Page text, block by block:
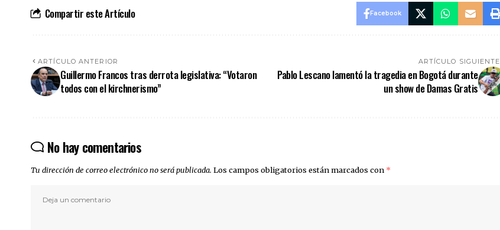
Compartir este Artículo Facebook
ARTÍCULO ANTERIOR
Guillermo Francos tras derrota legislativa: “Votaron
todos con el kirchnerismo”
ARTÍCULO SIGUIENTE
Pablo Lescano lamentó la tragedia en Bogotá durante
un show de Damas Gratis
No hay comentarios
Tu dirección de correo electrónico no será publicada. Los campos obligatorios están marcados con *